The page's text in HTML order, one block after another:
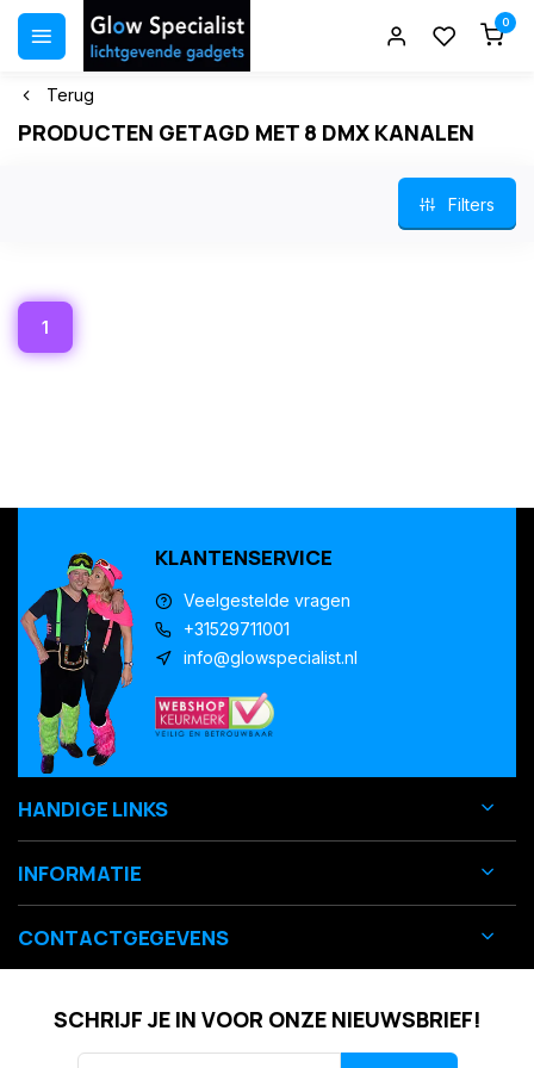
0
Terug
PRODUCTEN GETAGD MET 8 DMX KANALEN
Filters
1
KLANTENSERVICE
Veelgestelde vragen
+31529711001
info@glowspecialist.nl
HANDIGE LINKS
INFORMATIE
CONTACTGEGEVENS
SCHRIJF JE IN VOOR ONZE NIEUWSBRIEF!